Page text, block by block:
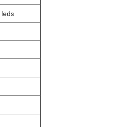
leds